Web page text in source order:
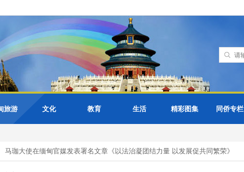
旅游 文化 教育 生活 精彩图集 同侨专栏
马珈大使在缅甸官媒发表署名文章《以法治凝团结力量 以发展促共同繁荣》